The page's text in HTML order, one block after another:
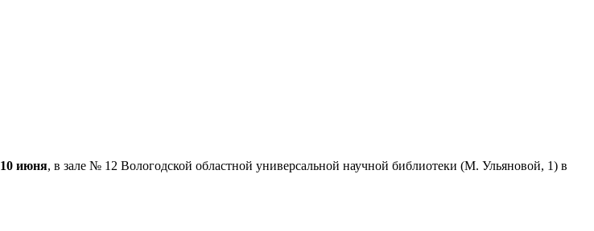
10 июня, в зале № 12 Вологодской областной универсальной научной библиотеки (М. Ульяновой, 1) в